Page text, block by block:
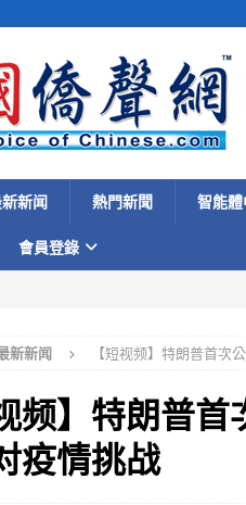
新闻 熱門新聞 智能
會員登錄
新新闻 【短视频】特朗普首次
频】特朗普
疫情挑战